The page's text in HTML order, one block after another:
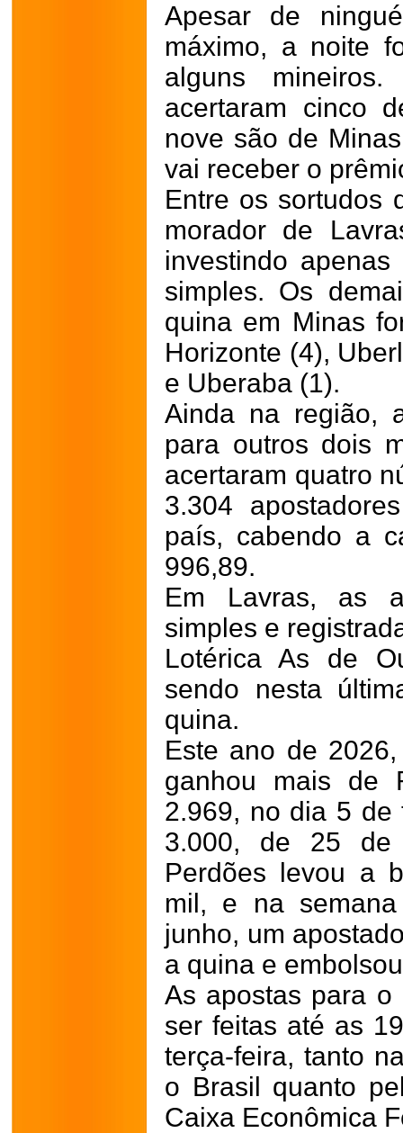
Apesar de
máximo, a noite
alguns
acertaram cinco
nove são de
vai receber o
Entre os sortudos
morador de
investindo
simples. Os
quina em Minas
Horizonte (4),
e Uberaba (1).
Ainda na região,
para outros dois
acertaram quatro
3.304
país, cabendo a
996,89.
Em Lavras, as
simples e
Lotérica As de
sendo nesta
quina.
Este ano de
ganhou mais de
2.969, no dia 5 de
3.000, de 25 de
Perdões levou a
mil, e na
junho, um
a quina e
As apostas para o
ser feitas até as
terça-feira, tanto
o Brasil quanto
Caixa Econômica